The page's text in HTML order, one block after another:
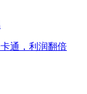
通，利润翻倍